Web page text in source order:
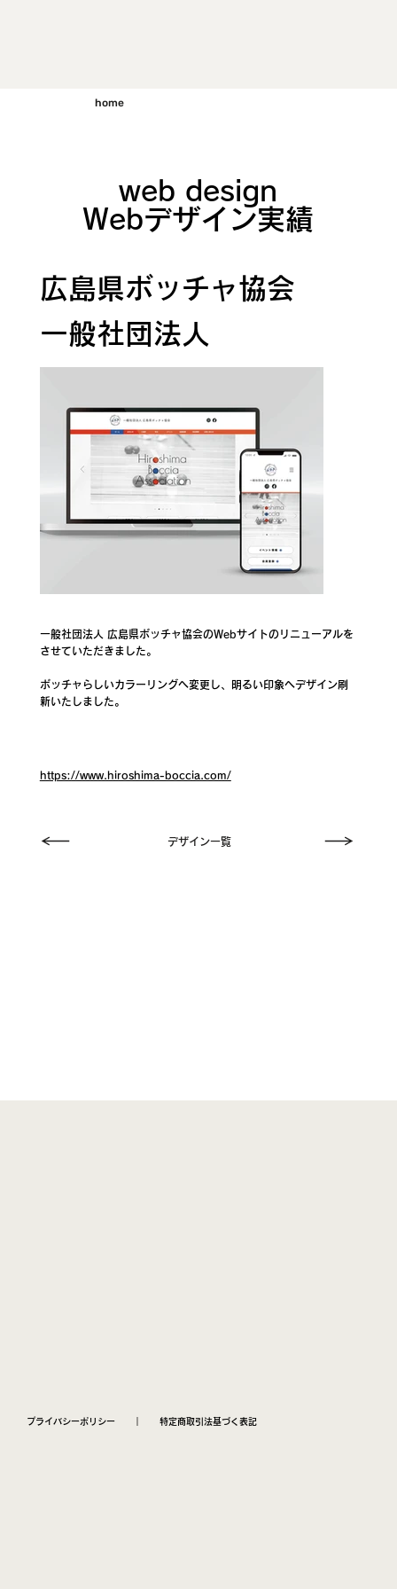
home
Webデザイン実績
web design
広島県ボッチャ協会
一般社団法人
一般社団法人 広島県ボッチャ協会のWebサイトのリニューアルを
させていただきました。
ボッチャらしいカラーリングへ変更し、明るい印象へデザイン刷
新いたしました。
https://www.hiroshima-boccia.com/
デザイン一覧
プライバシーポリシー ｜特定商取引法基づく表記